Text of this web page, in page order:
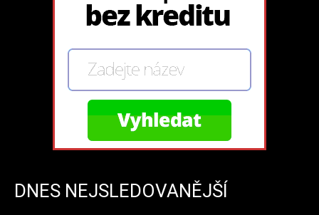
DNES NEJSLEDOVANĚJŠÍ